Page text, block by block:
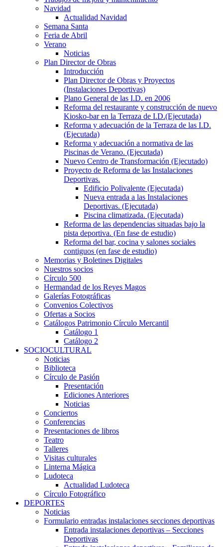
Navidad
Actualidad Navidad
Semana Santa
Feria de Abril
Verano
Noticias
Plan Director de Obras
Introducción
Plan Director de Obras y Proyectos
(Instalaciones Deportivas)
Plano General de las I.D. en 2006
Reforma del restaurante y construcción de nuevo
Kiosko-bar en la Terraza de I.D.(Ejecutada)
Reforma y adecuación de la Terraza de las I.D.
(Ejecutada)
Reforma y adecuación a normativa de las
Piscinas de Verano. (Ejecutada)
Nuevo Centro de Transformación (Ejecutado)
Proyecto de Reforma de las Instalaciones
Deportivas.
Edificio Polivalente (Ejecutada)
Nueva entrada a las Instalaciones
Deportivas. (Ejecutada)
Piscina climatizada. (Ejecutada)
Reforma de las dependencias situadas bajo la
pista deportiva. (En fase de estudio)
Reforma del bar, cocina y salones sociales
contiguos (en fase de estudio)
Memorias y Boletines Digitales
Nuestros socios
Círculo 500
Hermandad de los Reyes Magos
Galerías Fotográficas
Convenios Colectivos
Ofertas a Socios
Catálogos Patrimonio Círculo Mercantil
Catálogo 1
Catálogo 2
SOCIOCULTURAL
Noticias
Biblioteca
Círculo de Pasión
Presentación
Ediciones Anteriores
Noticias
Conciertos
Conferencias
Presentaciones de libros
Teatro
Talleres
Visitas culturales
Linterna Mágica
Ludoteca
Actualidad Ludoteca
Círculo Fotográfico
DEPORTES
Noticias
Formulario entradas instalaciones secciones deportivas
Entrada instalaciones deportivas – Secciones
Deportivas